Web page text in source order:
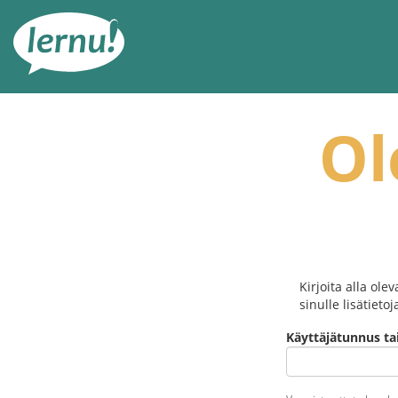
sisältöön
Kirjoita alla
sinulle
Käyttäjätunnus